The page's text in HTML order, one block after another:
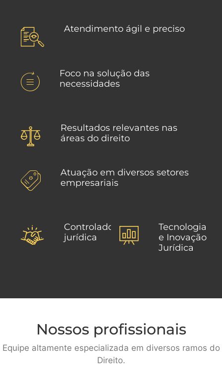
Atendimento ágil e preciso
Foco na solução das
necessidades
Resultados relevantes nas
áreas do direito
Atuação em diversos setores
empresariais
Controladoria
jurídica
Tecnologia
e Inovação
Jurídica
Nossos profissionais
Equipe altamente especializada em diversos ramos do
Direito.